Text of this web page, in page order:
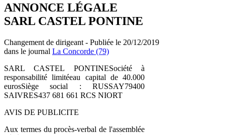
ANNONCE LÉGALE
SARL CASTEL PONTINE
Changement de dirigeant - Publiée le 20/12/2019
dans le journal La Concorde (79)
SARL CASTEL PONTINESociété à
responsabilité limitéeau capital de 40.000
eurosSiège social : RUSSAY79400
SAIVRES437 681 661 RCS NIORT
AVIS DE PUBLICITE
Aux termes du procès-verbal de l'assemblée